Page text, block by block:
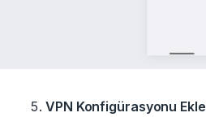
VPN Konfigürasyonu Ekle